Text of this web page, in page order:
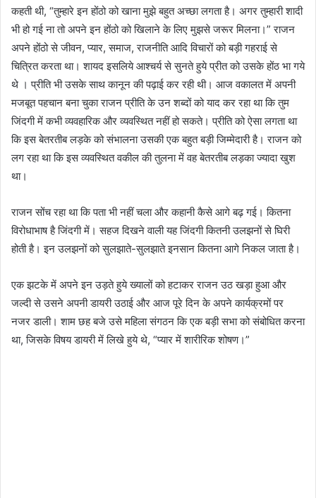
कहती थी, “तुम्हारे इन होंठो को खाना मुझे बहुत अच्छा लगता है। अगर तुम्हारी शादी
भी हो गई ना तो अपने इन होंठो को खिलाने के लिए मुझसे जरूर मिलना।” राजन
अपने होंठो से जीवन, प्यार, समाज, राजनीति आदि विचारों को बड़ी गहराई से
चित्रित करता था। शायद इसलिये आश्चर्य से सुनते हुये प्रीत को उसके होंठ भा गये
थे । प्रीति भी उसके साथ कानून की पढ़ाई कर रही थी। आज वकालत में अपनी
मजबूत पहचान बना चुका राजन प्रीति के उन शब्दों को याद कर रहा था कि तुम
जिंदगी में कभी व्यवहारिक और व्यवस्थित नहीं हो सकते। प्रीति को ऐसा लगता था
कि इस बेतरतीब लड़के को संभालना उसकी एक बहुत बड़ी जिम्मेदारी है। राजन को
लग रहा था कि इस व्यवस्थित वकील की तुलना में वह बेतरतीब लड़का ज्यादा खुश
था।
राजन सोंच रहा था कि पता भी नहीं चला और कहानी कैसे आगे बढ़ गई। कितना
विरोधाभाष है जिंदगी में। सहज दिखने वाली यह जिंदगी कितनी उलझनों से घिरी
होती है। इन उलझनों को सुलझाते-सुलझाते इनसान कितना आगे निकल जाता है।
एक झटके में अपने इन उड़ते हुये ख्यालों को हटाकर राजन उठ खड़ा हुआ और
जल्दी से उसने अपनी डायरी उठाई और आज पूरे दिन के अपने कार्यक्रमों पर
नजर डाली। शाम छह बजे उसे महिला संगठन कि एक बड़ी सभा को संबोधित करना
था, जिसके विषय डायरी में लिखे हुये थे, “प्यार में शारीरिक शोषण।”